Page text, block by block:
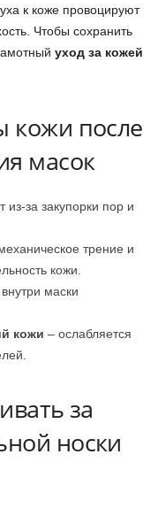
к коже провоцируют
Чтобы сохранить
уход за кожей
кожи после
масок
из-за закупорки пор и
трение и
кожи.
маски
кожи – ослабляется
за
носки